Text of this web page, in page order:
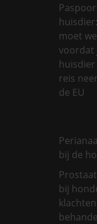
moet
voordat
reis
de EU
bij de
bij